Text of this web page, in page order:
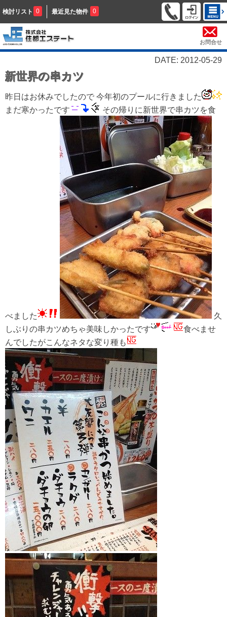
検討リスト 0 最近見た物件 0
お問合せ
DATE: 2012-05-29
新世界の串カツ
昨日はお休みでしたので 今年初のプールに行きました
まだ寒かったです
その帰りに新世界で串カツを食
べました
久
しぶりの串カツめちゃ美味しかったです
食べませ
んでしたがこんなネタな変り種も